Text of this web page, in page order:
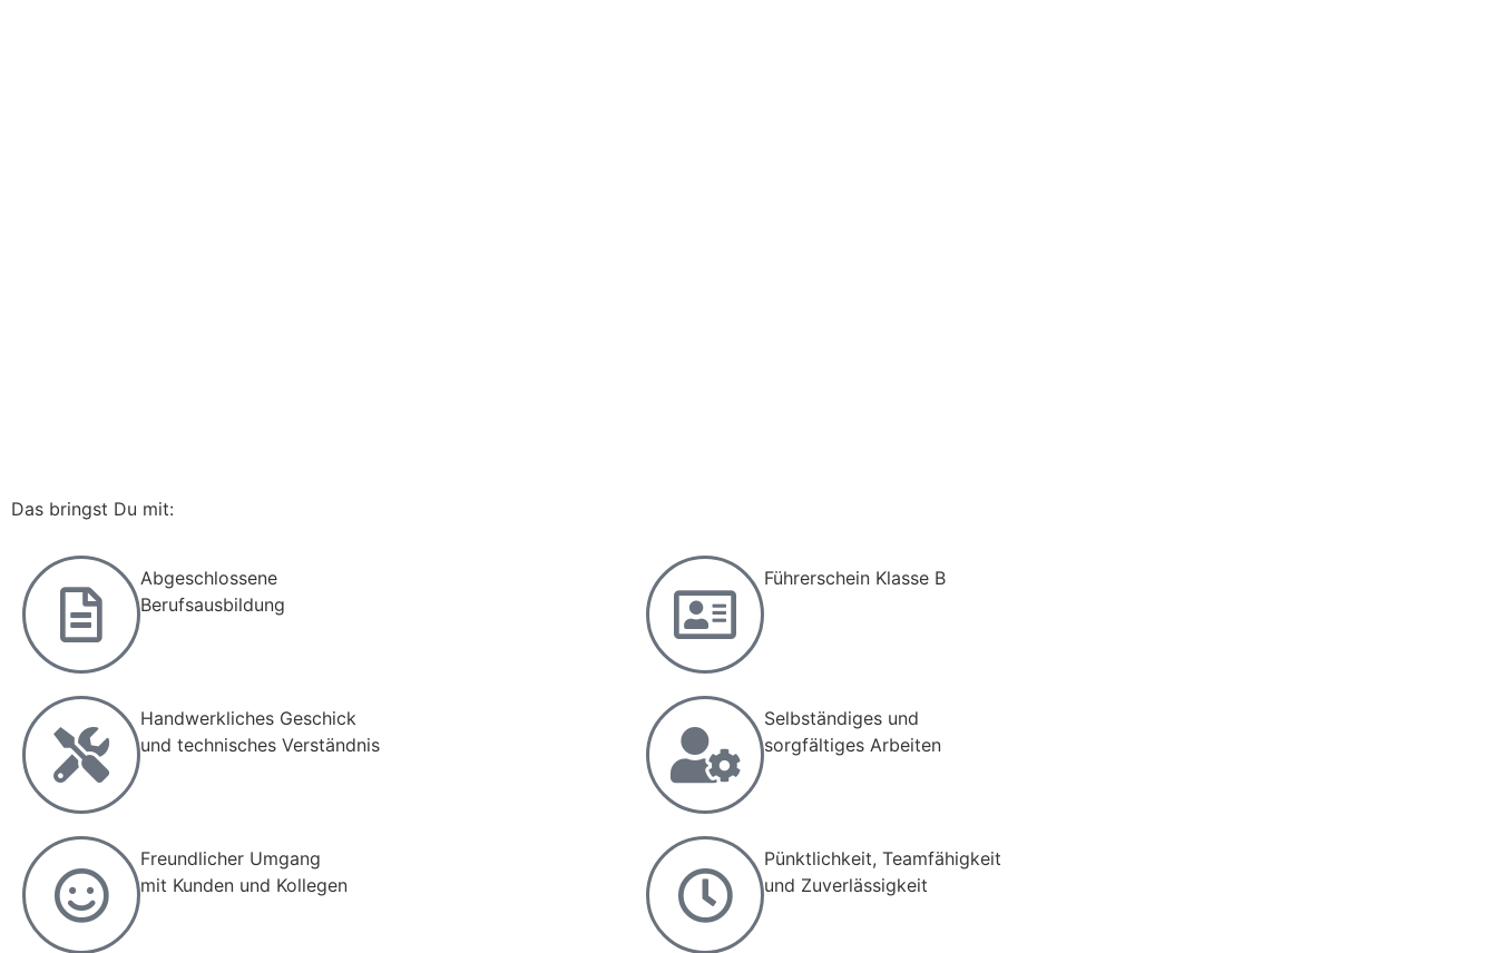
Das bringst Du mit:
Abgeschlossene
Berufsausbildung
Führerschein Klasse B
Handwerkliches Geschick
und technisches Verständnis
Selbständiges und
sorgfältiges Arbeiten
Freundlicher Umgang
mit Kunden und Kollegen
Pünktlichkeit, Teamfähigkeit
und Zuverlässigkeit